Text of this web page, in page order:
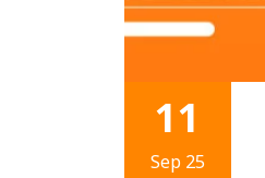
11
Sep 25